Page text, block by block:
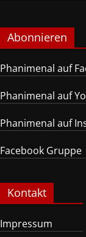
Abonnieren
Phanimenal auf
Phanimenal auf
Phanimenal auf
Facebook Gruppe
Kontakt
Impressum